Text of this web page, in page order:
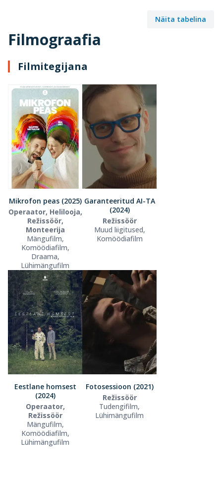
Filmograafia
Näita tabelina
Filmitegijana
Mikrofon peas (2025)
Operaator, Helilooja,
Režissöör,
Monteerija
Mängufilm,
Komöödiafilm,
Draama,
Lühimängufilm
Garanteeritud AI-TA
(2024)
Režissöör
Muud liigitused,
Komöödiafilm
Eestlane homsest
(2024)
Operaator,
Režissöör
Mängufilm,
Komöödiafilm,
Lühimängufilm
Fotosessioon (2021)
Režissöör
Tudengifilm,
Lühimängufilm